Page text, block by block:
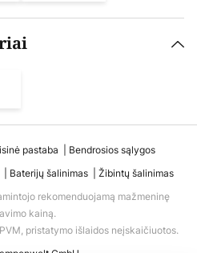
pastaba
Bendrosios sąlygos
Baterijų šalinimas
Žibintų šalinimas
rekomenduojamą mažmeninę
kainą.
pristatymo išlaidos neįskaičiuotos.